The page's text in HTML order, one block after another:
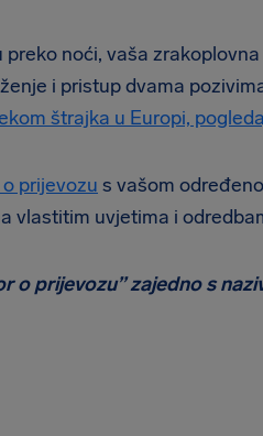
noći, vaša
i pristup dvama
štrajka u Europi,
prijevozu s vašom
vlastitim uvjetima i
o prijevozu” zajedno s